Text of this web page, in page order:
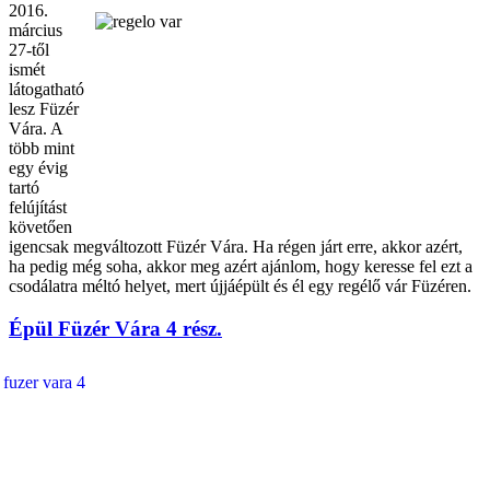
2016.
március
27-től
ismét
látogatható
lesz Füzér
Vára. A
több mint
egy évig
tartó
felújítást
követően
igencsak megváltozott Füzér Vára. Ha régen járt erre, akkor azért,
ha pedig még soha, akkor meg azért ajánlom, hogy keresse fel ezt a
csodálatra méltó helyet, mert újjáépült és él egy regélő vár Füzéren.
Épül Füzér Vára 4 rész.